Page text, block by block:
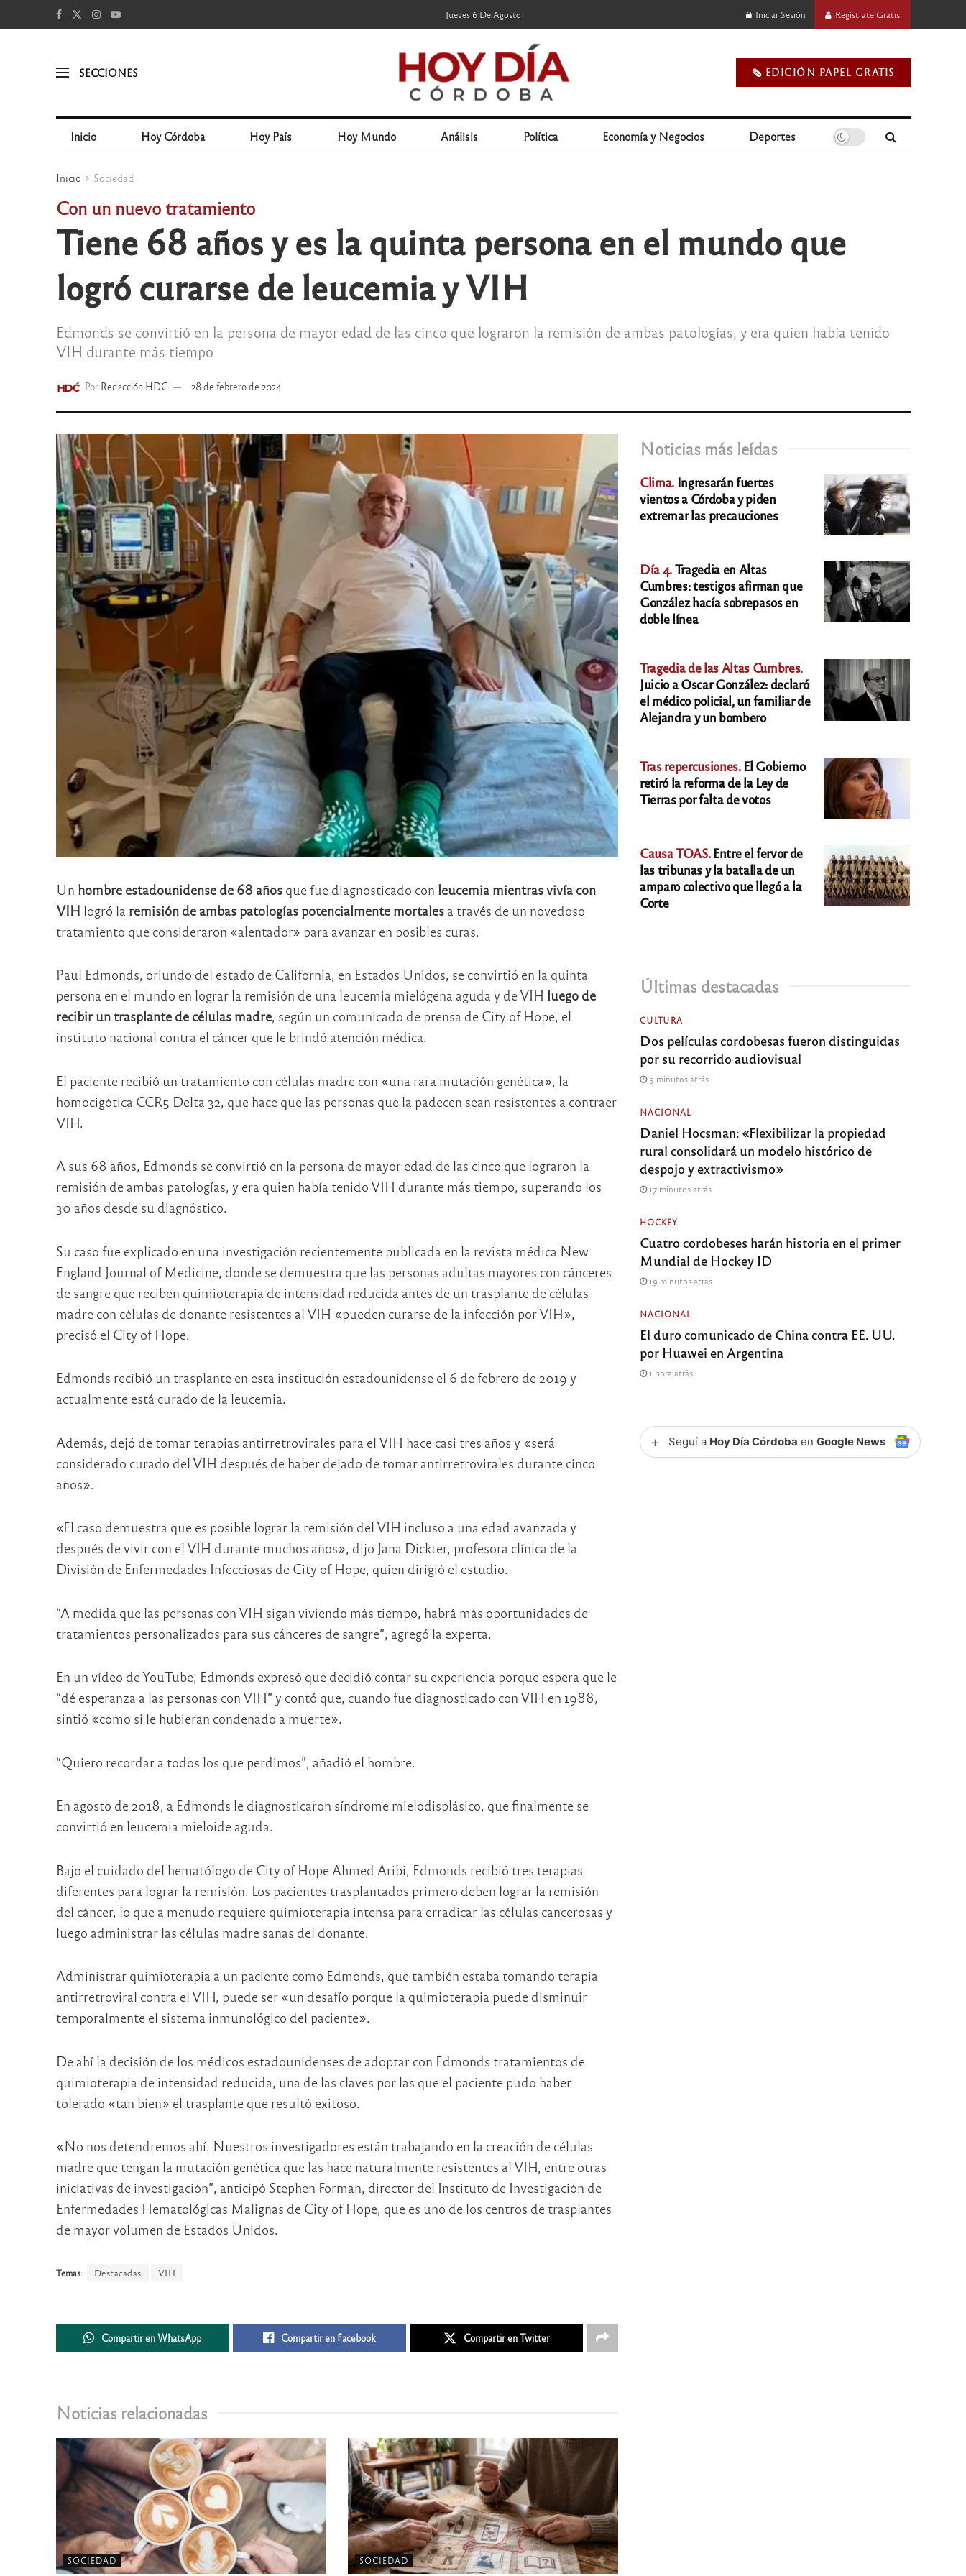
Jueves 6 De Agosto Iniciar Sesión Regístrate Gratis
SECCIONES 🗞️ EDICIÓN PAPEL GRATIS
Inicio Hoy Córdoba Hoy País Hoy Mundo Análisis Política Economía y Negocios Deportes
Inicio Sociedad
Con un nuevo tratamiento
Tiene 68 años y es la quinta persona en el mundo que
logró curarse de leucemia y VIH
Edmonds se convirtió en la persona de mayor edad de las cinco que lograron la remisión de ambas patologías, y era quien había tenido
VIH durante más tiempo
Por Redacción HDC 28 de febrero de 2024
Un hombre estadounidense de 68 añosque fue diagnosticado con leucemia mientras vivía con
VIH logró la remisión de ambas patologías potencialmente mortalesa través de un novedoso
tratamiento que consideraron «alentador» para avanzar en posibles curas.
Paul Edmonds, oriundo del estado de California, en Estados Unidos, se convirtió en la quinta
persona en el mundo en lograr la remisión de una leucemia mielógena aguda y de VIH luego de
recibir un trasplante de células madre, según un comunicado de prensa de City of Hope, el
instituto nacional contra el cáncer que le brindó atención médica.
El paciente recibió un tratamiento con células madre con «una rara mutación genética», la
homocigótica CCR5 Delta 32, que hace que las personas que la padecen sean resistentes a contraer
VIH.
A sus 68 años, Edmonds se convirtió en la persona de mayor edad de las cinco que lograron la
remisión de ambas patologías, y era quien había tenido VIH durante más tiempo, superando los
30 años desde su diagnóstico.
Su caso fue explicado en una investigación recientemente publicada en la revista médica New
England Journal of Medicine, donde se demuestra que las personas adultas mayores con cánceres
de sangre que reciben quimioterapia de intensidad reducida antes de un trasplante de células
madre con células de donante resistentes al VIH «pueden curarse de la infección por VIH»,
precisó el City of Hope.
Edmonds recibió un trasplante en esta institución estadounidense el 6 de febrero de 2019 y
actualmente está curado de la leucemia.
Además, dejó de tomar terapias antirretrovirales para el VIH hace casi tres años y «será
considerado curado del VIH después de haber dejado de tomar antirretrovirales durante cinco
años».
«El caso demuestra que es posible lograr la remisión del VIH incluso a una edad avanzada y
después de vivir con el VIH durante muchos años», dijo Jana Dickter, profesora clínica de la
División de Enfermedades Infecciosas de City of Hope, quien dirigió el estudio.
“A medida que las personas con VIH sigan viviendo más tiempo, habrá más oportunidades de
tratamientos personalizados para sus cánceres de sangre”, agregó la experta.
En un vídeo de YouTube, Edmonds expresó que decidió contar su experiencia porque espera que le
“dé esperanza a las personas con VIH” y contó que, cuando fue diagnosticado con VIH en 1988,
sintió «como si le hubieran condenado a muerte».
“Quiero recordar a todos los que perdimos”, añadió el hombre.
En agosto de 2018, a Edmonds le diagnosticaron síndrome mielodisplásico, que finalmente se
convirtió en leucemia mieloide aguda.
Bajo el cuidado del hematólogo de City of Hope Ahmed Aribi, Edmonds recibió tres terapias
diferentes para lograr la remisión. Los pacientes trasplantados primero deben lograr la remisión
del cáncer, lo que a menudo requiere quimioterapia intensa para erradicar las células cancerosas y
luego administrar las células madre sanas del donante.
Administrar quimioterapia a un paciente como Edmonds, que también estaba tomando terapia
antirretroviral contra el VIH, puede ser «un desafío porque la quimioterapia puede disminuir
temporalmente el sistema inmunológico del paciente».
De ahí la decisión de los médicos estadounidenses de adoptar con Edmonds tratamientos de
quimioterapia de intensidad reducida, una de las claves por las que el paciente pudo haber
tolerado «tan bien» el trasplante que resultó exitoso.
«No nos detendremos ahí. Nuestros investigadores están trabajando en la creación de células
madre que tengan la mutación genética que las hace naturalmente resistentes al VIH, entre otras
iniciativas de investigación”, anticipó Stephen Forman, director del Instituto de Investigación de
Enfermedades Hematológicas Malignas de City of Hope, que es uno de los centros de trasplantes
de mayor volumen de Estados Unidos.
Temas: Destacadas VIH
Compartir en WhatsApp Compartir en Facebook Compartir en Twitter
Noticias relacionadas
SOCIEDAD SOCIEDAD
Noticias más leídas
Clima. Ingresarán fuertes
vientos a Córdoba y piden
extremar las precauciones
Día 4.Tragedia en Altas
Cumbres: testigos afirman que
González hacía sobrepasos en
doble línea
Tragedia de las Altas Cumbres.
Juicio a Oscar González: declaró
el médico policial, un familiar de
Alejandra y un bombero
Tras repercusiones.El Gobierno
retiró la reforma de la Ley de
Tierras por falta de votos
Causa TOAS.Entre el fervor de
las tribunas y la batalla de un
amparo colectivo que llegó a la
Corte
Últimas destacadas
CULTURA
Dos películas cordobesas fueron distinguidas
por su recorrido audiovisual
5 minutos atrás
NACIONAL
Daniel Hocsman: «Flexibilizar la propiedad
rural consolidará un modelo histórico de
despojo y extractivismo»
17 minutos atrás
HOCKEY
Cuatro cordobeses harán historia en el primer
Mundial de Hockey ID
19 minutos atrás
NACIONAL
El duro comunicado de China contra EE. UU.
por Huawei en Argentina
1 hora atrás
+ Seguí a Hoy Día Córdoba enGoogle News